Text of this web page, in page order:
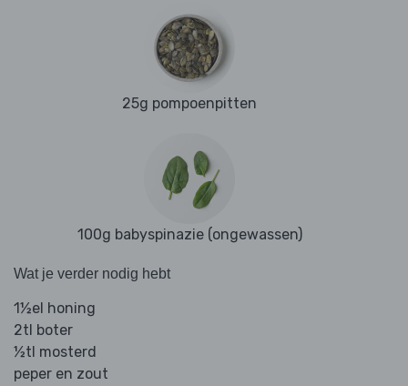
25g pompoenpitten
100g babyspinazie (ongewassen)
Wat je verder nodig hebt
1½el honing
2tl boter
½tl mosterd
peper en zout